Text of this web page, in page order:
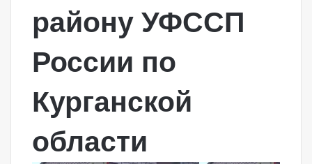
району УФССП
России по
Курганской
области